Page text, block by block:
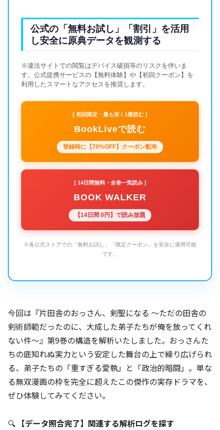
公式の「無料お試し」「割引」を活用
し安全に原典データを観測する
※違法サイトでの閲覧はデバイス破損等のリスクを伴いま
す。公式提携サービスの【無料体験】や【初回クーポン】を
利用したスマートなアクセスを推奨します。
[ 初回限定・最も安く1冊読む ]
BookLiveで読む
登録時に【70%OFF】クーポン配布
[ 14日間無料・全巻一気読み ]
BOOK WALKER
【14日間 0円】で読み放題
※各公式ストアでの「無料お試し」「限定クーポン」を安全に適用可能
です。
今回は『片田舎のおっさん、剣聖になる ～ただの田舎の
剣術師範だったのに、大成した弟子たちが俺を放ってくれ
ない件～』第9巻の構造を解析いたしました。おっさんた
ちの底知れぬ実力という安定した舞台の上で繰り広げられ
る、弟子たちの「重すぎる愛執」と「政治的暗闘」。単な
る無双漫画の枠を完全に超えたこの傑作の実存ドラマを、
ぜひ体験してみてください。
🔍 【データ照合完了】関連する解析ログを探す